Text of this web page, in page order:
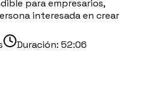
para empresarios,
interesada en crear
Duración: 52:06